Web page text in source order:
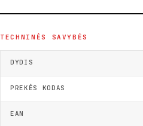
TECHNINĖS SAVYBĖS
DYDIS
PREKĖS KODAS
EAN